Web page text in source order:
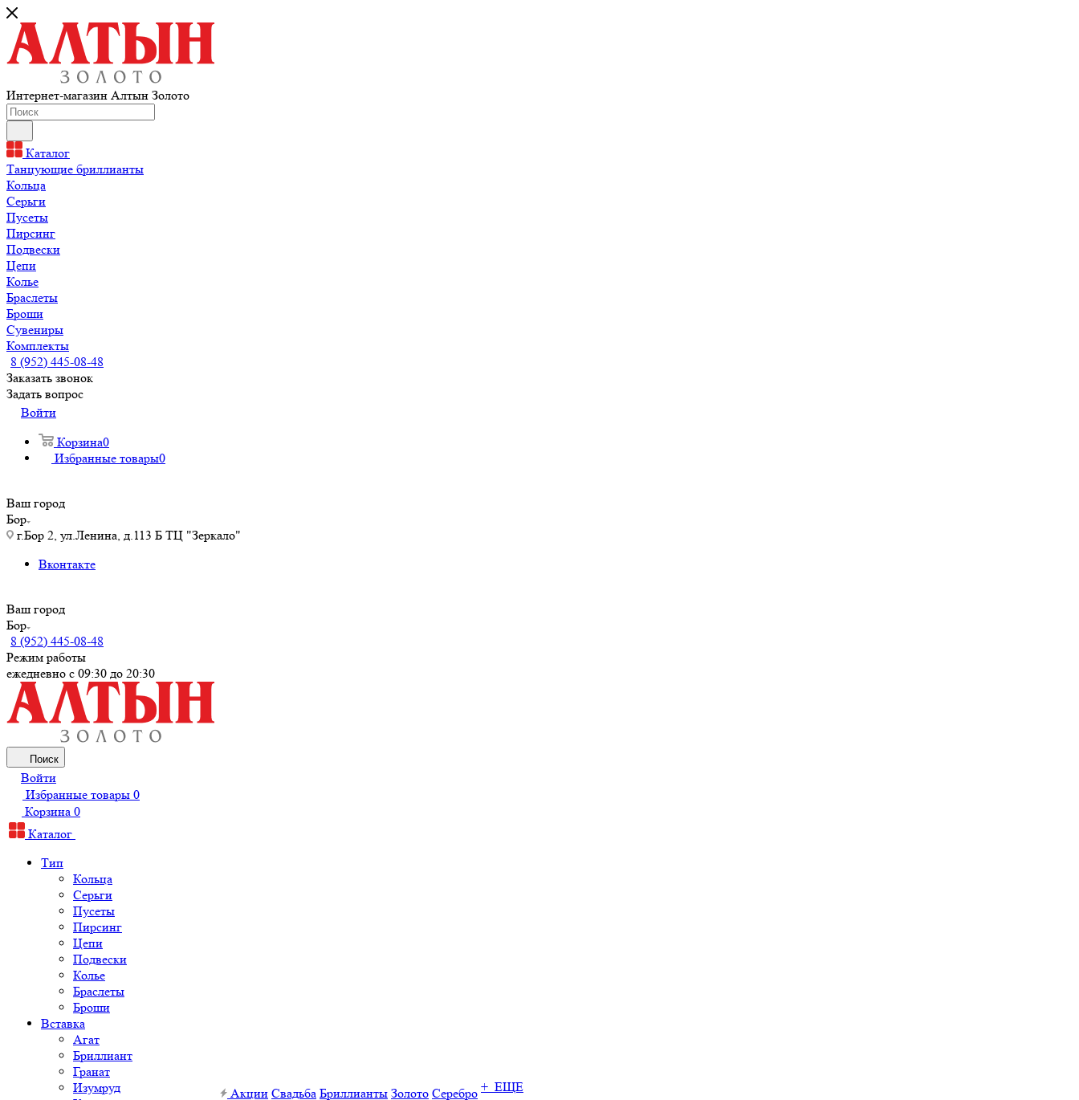
Интернет-магазин Алтын Золото
Каталог
Танцующие бриллианты
Кольца
Серьги
Пусеты
Пирсинг
Подвески
Цепи
Колье
Браслеты
Броши
Сувениры
Комплекты
8 (952) 445-08-48
Заказать звонок
Задать вопрос
Войти
Корзина0
Избранные товары0
Ваш город
Бор
г.Бор 2, ул.Ленина, д.113 Б ТЦ "Зеркало"
Вконтакте
Ваш город
Бор
8 (952) 445-08-48
Режим работы
ежедневно с 09:30 до 20:30
Поиск
Войти
Избранные товары 0
Корзина 0
Каталог
Тип
Кольца
Серьги
Пусеты
Пирсинг
Цепи
Подвески
Колье
Браслеты
Броши
Вставка
Агат
Бриллиант
Гранат
Изумруд
Акции Свадьба Бриллианты Золото Серебро + ЕЩЕ